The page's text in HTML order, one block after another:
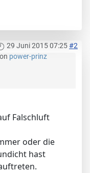
29 Juni 2015 07:25#2
power-prinz
Falschluft
oder die
hast